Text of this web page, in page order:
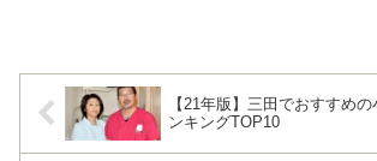
【21年版】三田でおすすめ
ンキングTOP10